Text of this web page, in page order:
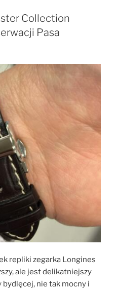
Collection
Pasa
repliki zegarka Longines
ale jest delikatniejszy
bydlęcej, nie tak mocny i